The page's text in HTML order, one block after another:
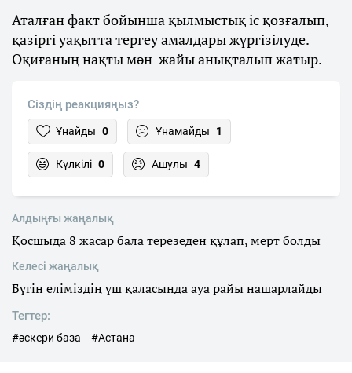
Аталған факт бойынша қылмыстық іс қозғалып,
қазіргі уақытта тергеу амалдары жүргізілуде.
Оқиғаның нақты мән-жайы анықталып жатыр.
Сіздің реакцияңыз?
Ұнайды 0 Ұнамайды 1
Күлкілі 0 Ашулы 4
Алдыңғы жаңалық
Қосшыда 8 жасар бала терезеден құлап, мерт болды
Келесі жаңалық
Бүгін еліміздің үш қаласында ауа райы нашарлайды
Тегтер:
#әскери база #Астана